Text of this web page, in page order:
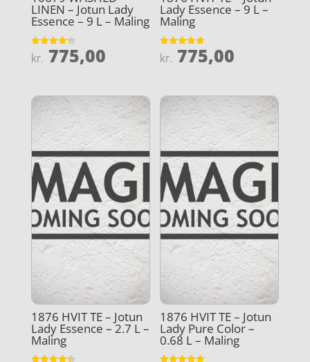
LINEN – Jotun Lady
Essence – 9 L – Maling
Vurderet
4.3
kr. 775,00
Lady Essence – 9 L –
Maling
Vurderet
4.9
kr. 775,00
1876 HVIT TE – Jotun
Lady Essence – 2.7 L –
Maling
1876 HVIT TE – Jotun
Lady Pure Color –
0.68 L – Maling